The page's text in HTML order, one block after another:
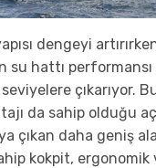
dengeyi
su hattı
çıkarıyor.
da sahip olduğu
çıkan daha geniş
kokpit,